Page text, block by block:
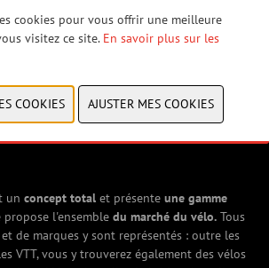
un concept totalet présente une gamme
propose l'ensemble du marché du vélo. Tous
de marques y sont représentés : outre les
VTT, vous y trouverez également des vélos
cookies pour vous offrir une meilleure
visitez ce site. En savoir plus sur les